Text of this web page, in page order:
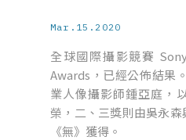
Mar.15.2020
全球國際攝影競賽
Awards，已經公佈結果
業人像攝影師鍾亞庭，
榮，二、三獎則由吳永
《無》獲得。